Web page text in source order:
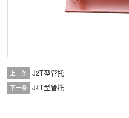
上一条 J2T型管托
下一条 J4T型管托